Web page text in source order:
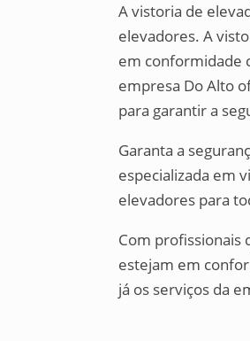
A vistoria de
elevadores. A
em conformidade
empresa Do Alto
para garantir a
Garanta a
especializada em
elevadores para
Com profissionais
estejam em
já os serviços da